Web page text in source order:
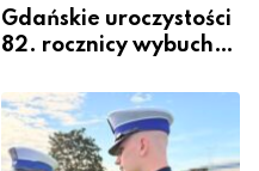
Gdańskie uroczystości
82. rocznicy wybuchu
Warszawskiego